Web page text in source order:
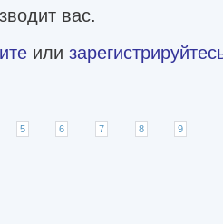
вас.
Как разорвать родовые сценарии и
или
5 6 7 8 9 …